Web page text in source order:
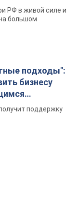
РФ в живой силе и
большом
подходы":
бизнесу
поддержку